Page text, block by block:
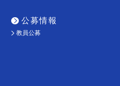
公募情報
教員公募